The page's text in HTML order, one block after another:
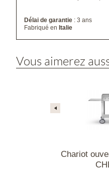
Délai de garantie : 3 ans
Fabriqué enItalie
Vous aimerez
Chariot